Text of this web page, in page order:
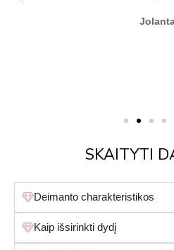
SKAITYTI
Deimanto charakteristikos
Kaip išsirinkti dydį